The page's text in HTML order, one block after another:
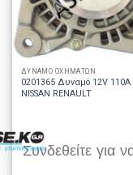
ΔΥΝΑΜΟ ΟΧΗΜΑΤΩΝ
0201365 Δυναμό 12V 110A
NISSAN RENAULT
Συνδεθείτε για